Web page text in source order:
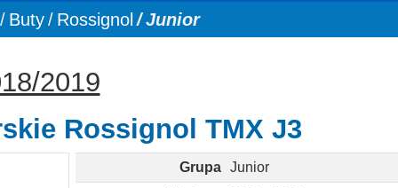
Buty Rossignol Junior
2019
Rossignol TMX J3
Grupa Junior